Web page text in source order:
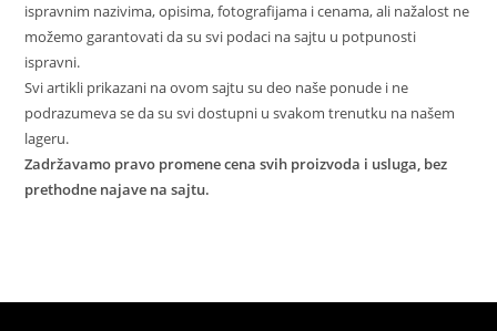
ispravnim nazivima, opisima, fotografijama i cenama, ali nažalost ne
možemo garantovati da su svi podaci na sajtu u potpunosti
ispravni.
Svi artikli prikazani na ovom sajtu su deo naše ponude i ne
podrazumeva se da su svi dostupni u svakom trenutku na našem
lageru.
Zadržavamo pravo promene cena svih proizvoda i usluga, bez
prethodne najave na sajtu.